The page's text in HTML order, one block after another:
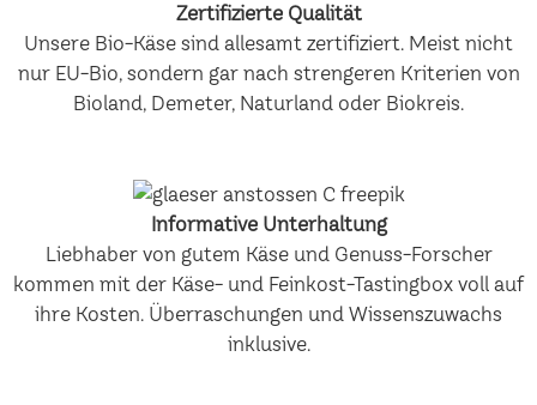
Zertifizierte Qualität
Unsere Bio-Käse sind allesamt zertifiziert. Meist nicht
nur EU-Bio, sondern gar nach strengeren Kriterien von
Bioland, Demeter, Naturland oder Biokreis.
Informative Unterhaltung
Liebhaber von gutem Käse und Genuss-Forscher
kommen mit der Käse- und Feinkost-Tastingbox voll auf
ihre Kosten. Überraschungen und Wissenszuwachs
inklusive.